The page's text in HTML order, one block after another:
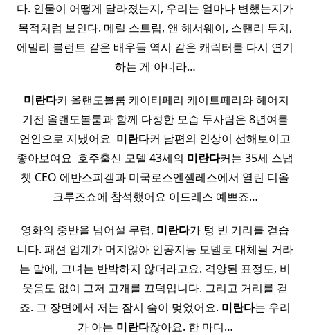
다. 인물이 어떻게 달라졌는지, 우리는 얼마나 변했는지가
목적처럼 보인다. 메릴 스트립, 앤 해서웨이, 스탠리 투치,
에밀리 블런트 같은 배우들 역시 같은 캐릭터를 다시 연기
하는 게 아니라…
미란다커 올랜도볼룸 케이티페리 케이트페리와 헤어지
기전 올랜도볼룸과 함께 다정한 모습 두사람은 8년여를
연인으로 지냈어요 ​ 미란다커 남편의 인상이 선해보이고
좋아보여요 ​ 호주출신 모델 43세의 미란다커는 35세 스냅
챗 CEO 에반스피겔과 미국로스엔젤레스에서 열린 디올
크루즈쇼에 참석했어요 이드레스 예쁘죠…
영화의 중반을 넘어설 무렵, 미란다가 텅 빈 거리를 걷습
니다. 패션 업계가 머지않아 인공지능 모델로 대체될 거라
는 말에, 그녀는 반박하지 않더라고요. 격앙된 표정도, 비
웃음도 없이 그저 고개를 끄덕입니다. 그리고 거리를 걷
죠. 그 장면에서 저는 잠시 숨이 멎었어요. 미란다는 우리
가 아는 미란다잖아요. 한 마디…